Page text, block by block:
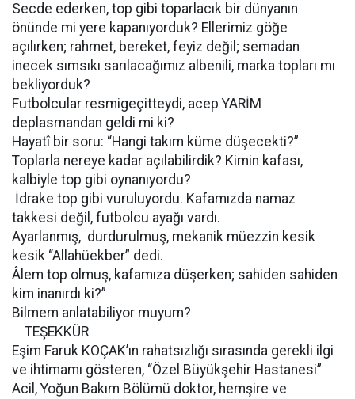
Secde ederken, top gibi toparlacık bir dünyanın
önünde mi yere kapanıyorduk? Ellerimiz göğe
açılırken; rahmet, bereket, feyiz değil; semadan
inecek sımsıkı sarılacağımız albenili, marka topları mı
bekliyorduk?
Futbolcular resmigeçitteydi, acep YARİM
deplasmandan geldi mi ki?
Hayatî bir soru: “Hangi takım küme düşecekti?”
Toplarla nereye kadar açılabilirdik? Kimin kafası,
kalbiyle top gibi oynanıyordu?
İdrake top gibi vuruluyordu. Kafamızda namaz
takkesi değil, futbolcu ayağı vardı.
Ayarlanmış, durdurulmuş, mekanik müezzin kesik
kesik “Allahüekber” dedi.
Âlem top olmuş, kafamıza düşerken; sahiden sahiden
kim inanırdı ki?”
Bilmem anlatabiliyor muyum?
TEŞEKKÜR
Eşim Faruk KOÇAK’ın rahatsızlığı sırasında gerekli ilgi
ve ihtimamı gösteren, “Özel Büyükşehir Hastanesi”
Acil, Yoğun Bakım Bölümü doktor, hemşire ve